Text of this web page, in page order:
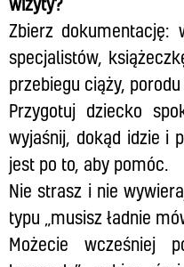
Zbierz dokumentację:
specjalistów,
przebiegu ciąży,
Przygotuj dziecko
wyjaśnij, dokąd idzie i
jest po to, aby pomóc.
Nie strasz i nie
typu „musisz ładnie
Możecie wcześniej